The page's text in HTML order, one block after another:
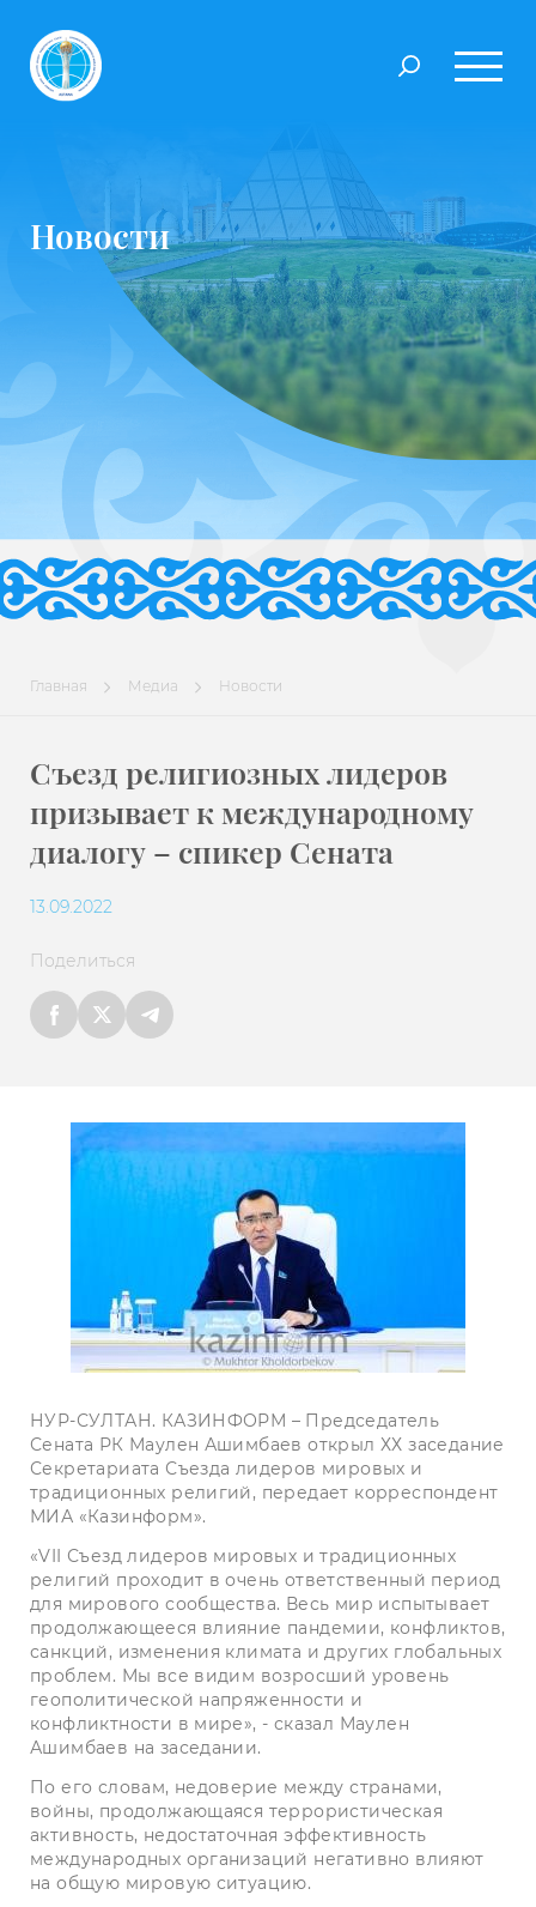
Новости
Главная Медиа Новости
Съезд религиозных лидеров
призывает к международному
диалогу – спикер Сената
13.09.2022
Поделиться
НУР-СУЛТАН. КАЗИНФОРМ – Председатель
Сената РК Маулен Ашимбаев открыл ХХ заседание
Секретариата Съезда лидеров мировых и
традиционных религий, передает корреспондент
МИА «Казинформ».
«VII Съезд лидеров мировых и традиционных
религий проходит в очень ответственный период
для мирового сообщества. Весь мир испытывает
продолжающееся влияние пандемии, конфликтов,
санкций, изменения климата и других глобальных
проблем. Мы все видим возросший уровень
геополитической напряженности и
конфликтности в мире», - сказал Маулен
Ашимбаев на заседании.
По его словам, недоверие между странами,
войны, продолжающаяся террористическая
активность, недостаточная эффективность
международных организаций негативно влияют
на общую мировую ситуацию.